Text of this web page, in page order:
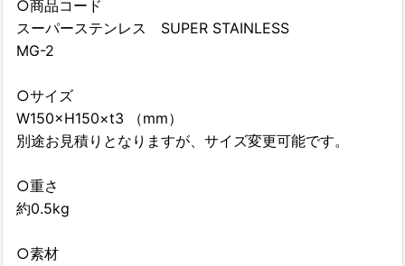
○商品コード
スーパーステンレス SUPER STAINLESS
MG-2
○サイズ
W150×H150×t3 （mm）
別途お見積りとなりますが、サイズ変更可能です。
○重さ
約0.5kg
○素材